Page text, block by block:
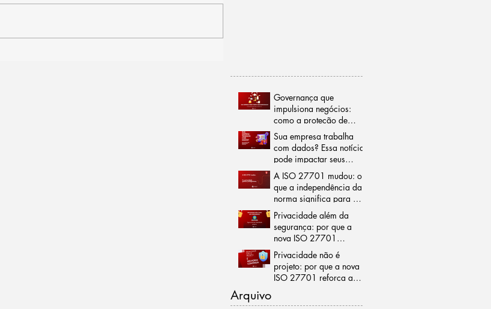
Governança que
impulsiona negócios:
como a proteção de
dados pode reduzir
burocracias e abrir
portas para o mercado
internacional
Sua empresa trabalha
com dados? Essa notícia
pode impactar seus
negócios
A ISO 27701 mudou: o
que a independência da
norma significa para a
gestão da privacidade
Privacidade além da
segurança: por que a
nova ISO 27701
representa um marco
para as organizações
Privacidade não é
projeto: por que a nova
ISO 27701 reforça a
Arquivo